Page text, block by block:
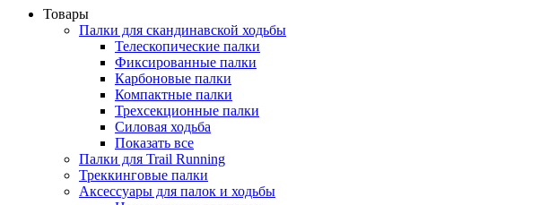
Товары
Палки для скандинавской ходьбы
Телескопические палки
Фиксированные палки
Карбоновые палки
Компактные палки
Трехсекционные палки
Силовая ходьба
Показать все
Палки для Trail Running
Треккинговые палки
Аксессуары для палок и ходьбы